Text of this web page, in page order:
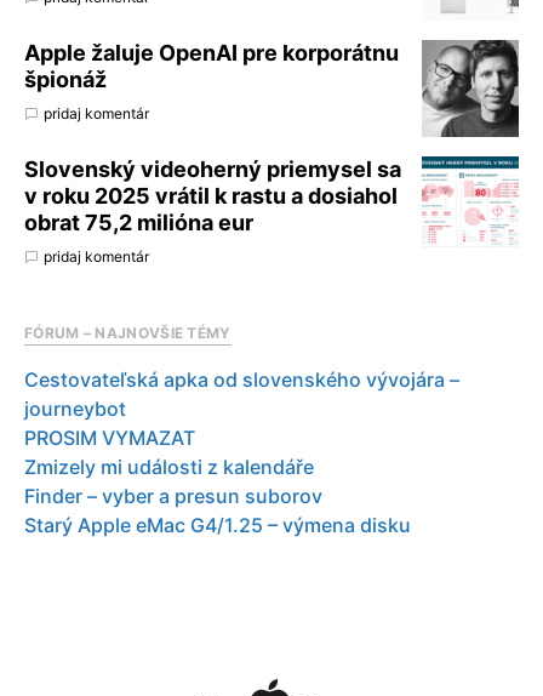
Apple žaluje OpenAI pre korporátnu
špionáž
pridaj komentár
Slovenský videoherný priemysel sa
v roku 2025 vrátil k rastu a dosiahol
obrat 75,2 milióna eur
pridaj komentár
FÓRUM – NAJNOVŠIE TÉMY
Cestovateľská apka od slovenského vývojára –
journeybot
PROSIM VYMAZAT
Zmizely mi události z kalendáře
Finder – vyber a presun suborov
Starý Apple eMac G4/1.25 – výmena disku